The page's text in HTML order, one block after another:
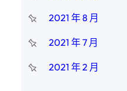
2021 年 8 月
2021 年 7 月
2021 年 2 月